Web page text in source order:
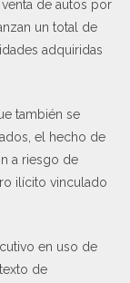
de autos por
un total de
adquiridas
también se
el hecho de
a riesgo de
ilícito vinculado
en uso de
de